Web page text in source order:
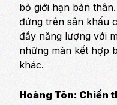
bỏ giới hạn bản
đứng trên sân khấu
đầy năng lượng với
những màn kết hợp
khác.
Hoàng Tôn: Chiến